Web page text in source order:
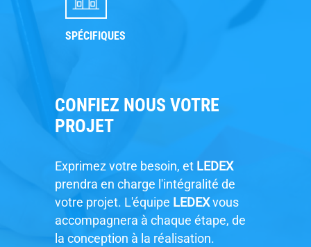
SPÉCIFIQUES
CONFIEZ NOUS VOTRE
PROJET
Exprimez votre besoin, et LEDEX
prendra en charge l'intégralité de
votre projet. L'équipe LEDEXvous
accompagnera à chaque étape, de
la conception à la réalisation.